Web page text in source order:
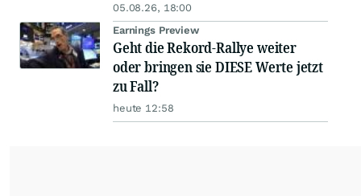
05.08.26, 18:00
Earnings Preview
Geht die Rekord-Rallye weiter
oder bringen sie DIESE Werte jetzt
zu Fall?
heute 12:58